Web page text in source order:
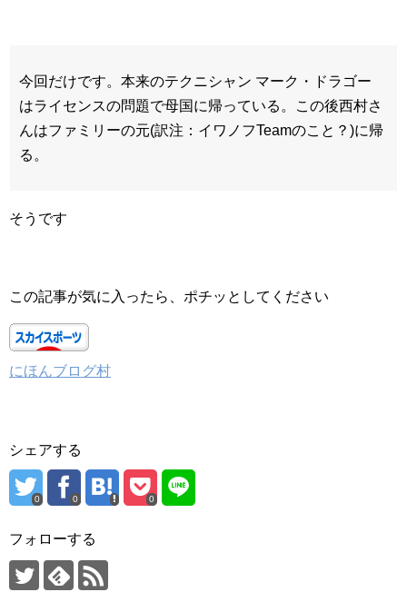
今回だけです。本来のテクニシャン マーク・ドラゴー
はライセンスの問題で母国に帰っている。この後西村さ
んはファミリーの元(訳注：イワノフTeamのこと？)に帰
る。
そうです
この記事が気に入ったら、ポチッとしてください
にほんブログ村
シェアする
0 0 0
フォローする